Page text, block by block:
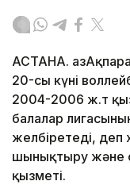
АСТАНА.
20-сы күні
2004-2006 ж.т
балалар
желбіретеді,
шынықтыру және
қызметі.